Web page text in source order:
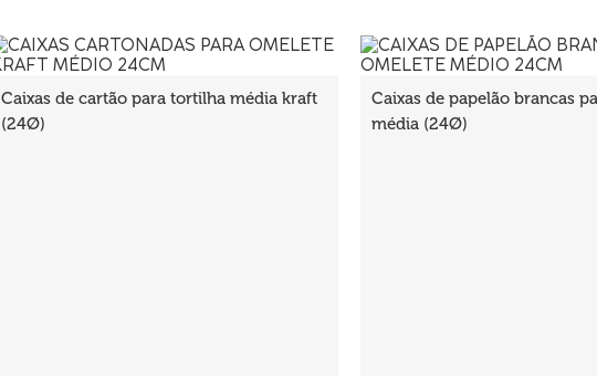
Caixas de cartão para tortilha média kraft
(24Ø)
Caixas de papelão brancas
média (24Ø)